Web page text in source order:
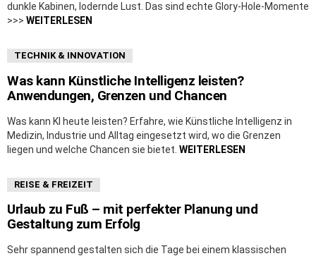
dunkle Kabinen, lodernde Lust. Das sind echte Glory-Hole-Momente
>>> WEITERLESEN
TECHNIK & INNOVATION
Was kann Künstliche Intelligenz leisten?
Anwendungen, Grenzen und Chancen
Was kann KI heute leisten? Erfahre, wie Künstliche Intelligenz in
Medizin, Industrie und Alltag eingesetzt wird, wo die Grenzen
liegen und welche Chancen sie bietet. WEITERLESEN
REISE & FREIZEIT
Urlaub zu Fuß – mit perfekter Planung und
Gestaltung zum Erfolg
Sehr spannend gestalten sich die Tage bei einem klassischen